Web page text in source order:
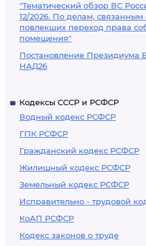
"Тематический обзор ВС
12/2026. По делам,
повлекших переход права
помещения"
Постановление Президиума
НАД26
Кодексы СССР и РСФСР
Водный кодекс РСФСР
ГПК РСФСР
Гражданский кодекс РСФСР
Жилищный кодекс РСФСР
Земельный кодекс РСФСР
Исправительно - трудовой
КоАП РСФСР
Кодекс законов о труде